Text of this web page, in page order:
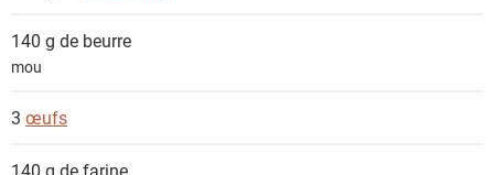
s
140 g de beurre
mou
3 œufs
140 g defarine